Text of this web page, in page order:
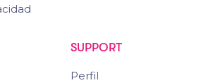
SUPPORT
Perfil